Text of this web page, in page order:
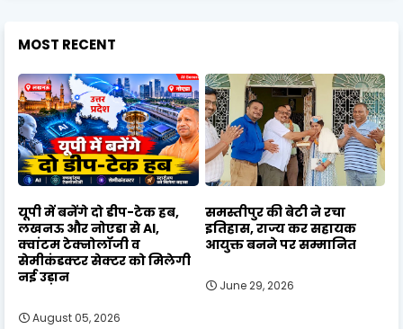
MOST RECENT
यूपी में बनेंगे दो डीप-टेक हब,
लखनऊ और नोएडा से AI,
क्वांटम टेक्नोलॉजी व
सेमीकंडक्टर सेक्टर को मिलेगी
नई उड़ान
August 05, 2026
समस्तीपुर की बेटी ने रचा
इतिहास, राज्य कर सहायक
आयुक्त बनने पर सम्मानित
June 29, 2026